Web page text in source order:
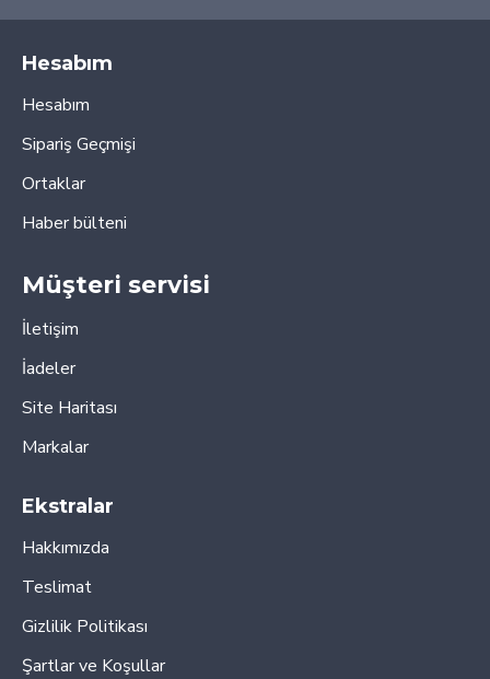
Hesabım
Hesabım
Sipariş Geçmişi
Ortaklar
Haber bülteni
Müşteri servisi
İletişim
İadeler
Site Haritası
Markalar
Ekstralar
Hakkımızda
Teslimat
Gizlilik Politikası
Şartlar ve Koşullar